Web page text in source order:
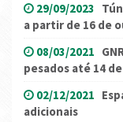
29/09/2023
a partir de 16 de
08/03/2021
pesados até 14
02/12/2021
adicionais